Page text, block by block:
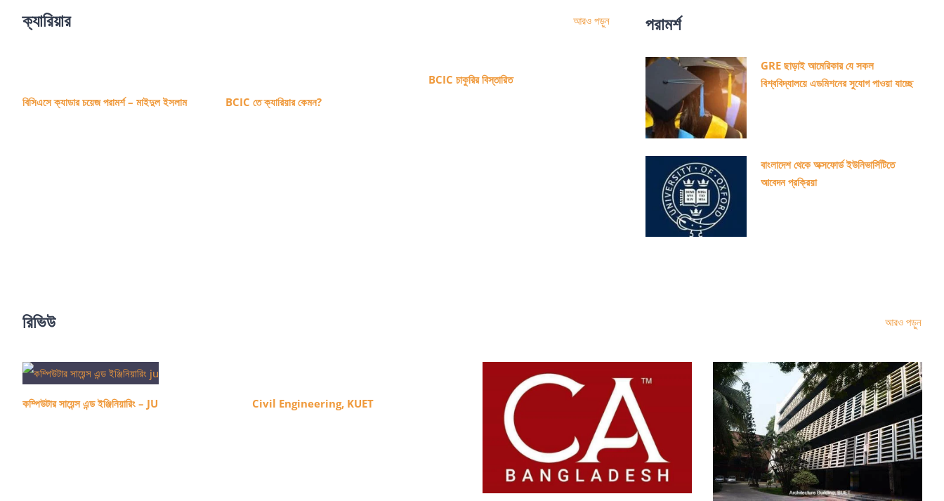
ক্যারিয়ার আরও পড়ুন
বিসিএসে ক্যাডার চয়েজ পরামর্শ – মাইদুল ইসলাম BCIC তে ক্যারিয়ার কেমন?
BCIC চাকুরির বিস্তারিত
পরামর্শ
GRE ছাড়াই আমেরিকার যে সকল
বিশ্ববিদ্যালয়ে এডমিশনের সুযোগ পাওয়া যাচ্ছে
বাংলাদেশ থেকে অক্সফোর্ড ইউনিভার্সিটিতে
আবেদন প্রক্রিয়া
রিভিউ আরও পড়ুন
কম্পিউটার সায়েন্স এন্ড ইঞ্জিনিয়ারিং – JU Civil Engineering, KUET